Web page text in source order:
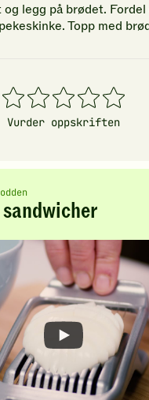
og legg på brødet.
Topp med
1
stjerner
2
stjerner
3
stjerner
4
stjerner
5
stjerner
Vurder oppskriften